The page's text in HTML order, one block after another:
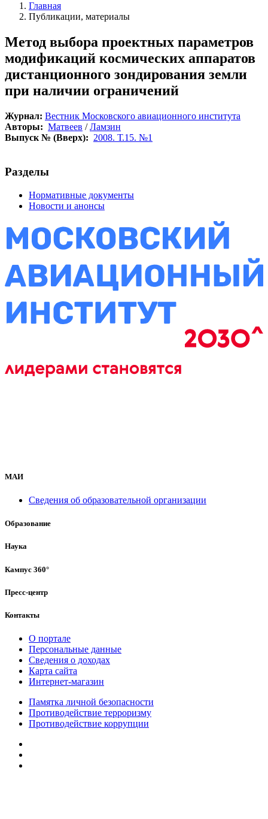
Главная
Публикации, материалы
Метод выбора проектных параметров
модификаций космических аппаратов
дистанционного зондирования земли
при наличии ограничений
Журнал: Вестник Московского авиационного института
Авторы: Матвеев /Ламзин
Выпуск № (Вверх): 2008. Т.15. №1
Разделы
Нормативные документы
Новости и анонсы
МАИ
Сведения об образовательной организации
Образование
Наука
Кампус 360°
Пресс-центр
Контакты
О портале
Персональные данные
Сведения о доходах
Карта сайта
Интернет-магазин
Памятка личной безопасности
Противодействие терроризму
Противодействие коррупции